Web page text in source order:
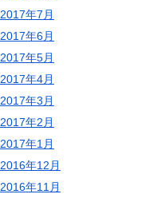
2017年7月
2017年6月
2017年5月
2017年4月
2017年3月
2017年2月
2017年1月
2016年12月
2016年11月